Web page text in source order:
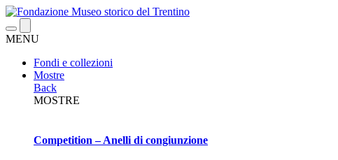
MENU
Fondi e collezioni
Mostre
Back
MOSTRE
Competition – Anelli di congiunzione